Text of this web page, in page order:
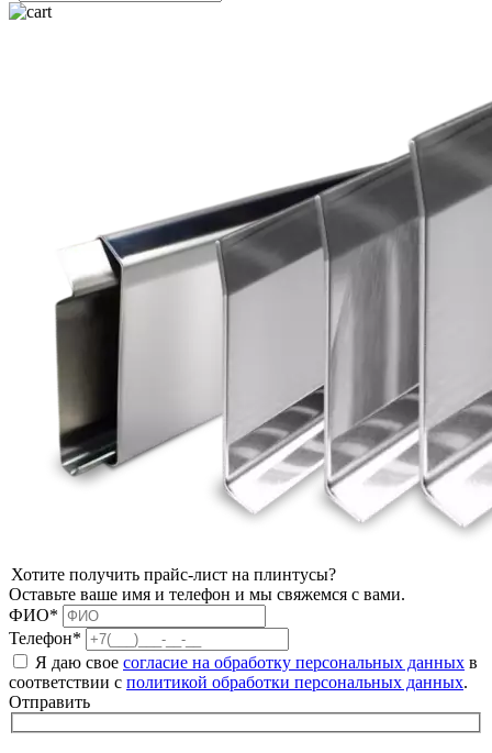
Хотите получить прайс-лист на плинтусы?
Оставьте ваше имя и телефон и мы свяжемся с вами.
ФИО*
Телефон*
Я даю свое согласие на обработку персональных данных в
соответствии с политикой обработки персональных данных.
Отправить